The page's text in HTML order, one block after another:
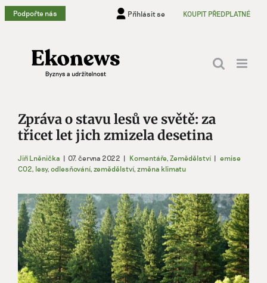
Přeskočit
na
Podpořte nás Přihlásit se KOUPIT PŘEDPLATNÉ
Zpráva o stavu lesů ve světě: za
třicet let jich zmizela desetina
Jiří Lněnička | 07. června 2022 | Komentáře, Zemědělství | emise
CO2, lesy, odlesňování, zemědělství, změna klimatu
Zobrazit
větší
obrázek